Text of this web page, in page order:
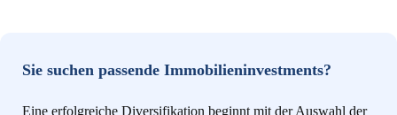
Sie suchen passende Immobilieninvestments?
Eine erfolgreiche Diversifikation beginnt mit der Auswahl der